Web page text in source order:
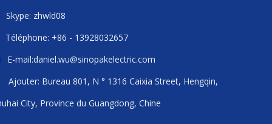
Skype: zhwld08
Téléphone: +86 - 13928032657
E-mail:daniel.wu@sinopakelectric.com
Ajouter: Bureau 801, N ° 1316 Caixia Street, Hengqin,
City, Province du Guangdong, Chine